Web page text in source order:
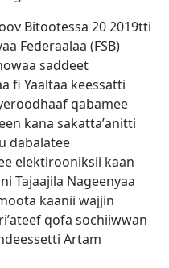
Bitootessa 20 2019⁠tti
Federaalaa (FSB)
saddeet
fi Yaaltaa keessatti
qabamee
kana sakattaʼanitti
dabalatee
elektirooniksii kaan
Tajaajila Nageenyaa
kaanii wajjin
qofa sochiiwwan
Artam